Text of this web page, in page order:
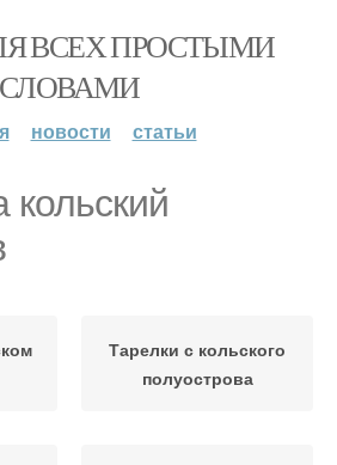
ВСЕХ ПРОСТЫМИ
СЛОВАМИ
новости статьи
Тарелки с кольского
полуострова